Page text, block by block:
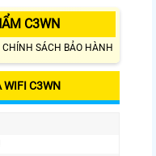
C3WN
CHÍNH SÁCH BẢO HÀNH
WIFI C3WN